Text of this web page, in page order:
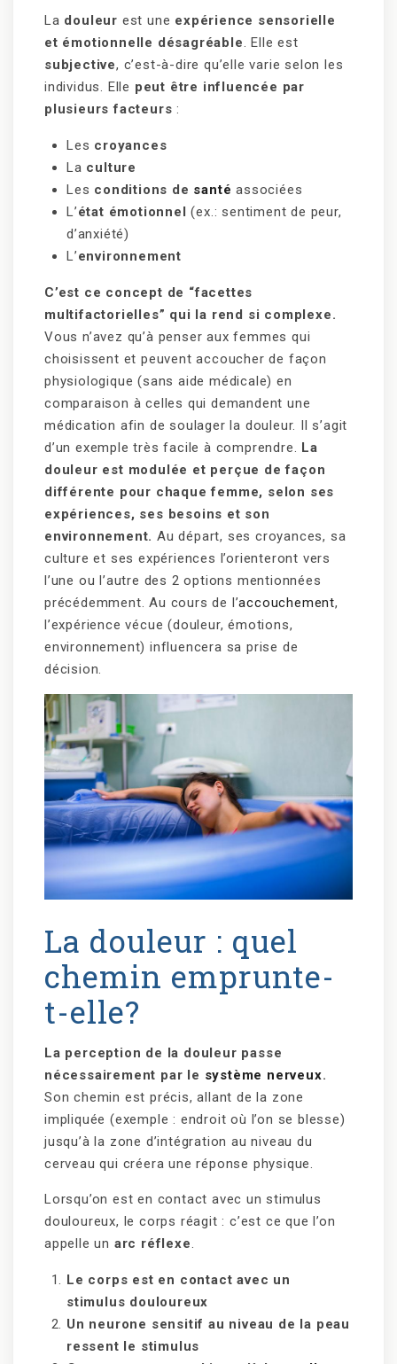
La douleur est une expérience sensorielle
et émotionnelle désagréable. Elle est
subjective, c’est-à-dire qu’elle varie selon les
individus. Elle peut être influencée par
plusieurs facteurs :
Les croyances
La culture
Les conditions de santé associées
L’état émotionnel (ex.: sentiment de peur,
d’anxiété)
L’environnement
C’est ce concept de “facettes
multifactorielles” qui la rend si complexe.
Vous n’avez qu’à penser aux femmes qui
choisissent et peuvent accoucher de façon
physiologique (sans aide médicale) en
comparaison à celles qui demandent une
médication afin de soulager la douleur. Il s’agit
d’un exemple très facile à comprendre. La
douleur est modulée et perçue de façon
différente pour chaque femme, selon ses
expériences, ses besoins et son
environnement. Au départ, ses croyances, sa
culture et ses expériences l’orienteront vers
l’une ou l’autre des 2 options mentionnées
précédemment. Au cours de l’accouchement,
l’expérience vécue (douleur, émotions,
environnement) influencera sa prise de
décision.
La douleur : quel
chemin emprunte-
t-elle?
La perception de la douleur passe
nécessairement par le système nerveux.
Son chemin est précis, allant de la zone
impliquée (exemple : endroit où l’on se blesse)
jusqu’à la zone d’intégration au niveau du
cerveau qui créera une réponse physique.
Lorsqu’on est en contact avec un stimulus
douloureux, le corps réagit : c’est ce que l’on
appelle un arc réflexe.
Le corps est en contact avec un
stimulus douloureux
Un neurone sensitif au niveau de la peau
ressent le stimulus